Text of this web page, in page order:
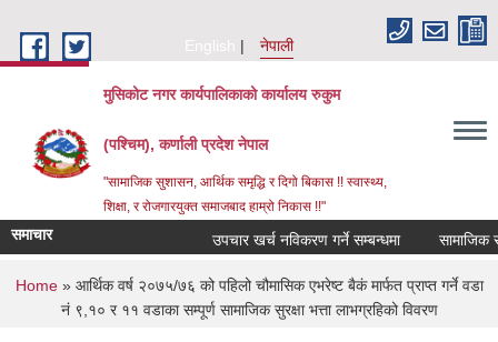
English
नेपाली
मुसिकोट नगर कार्यपालिकाको कार्यालय रुकुम
(पश्चिम), कर्णाली प्रदेश नेपाल
"सामाजिक सुशासन, आर्थिक समृद्धि र दिगो बिकास !! स्वास्थ्य,
शिक्षा, र रोजगारयुक्त समाजबाद हाम्रो निकास !!"
समाचार उपचार खर्च नविकरण गर्ने सम्बन्धमा
You are here
Home» आर्थिक वर्ष २०७५/७६ को पहिलो चौमासिक एभरेष्ट बैकं मार्फत प्राप्त गर्ने वडा
नं ९,१० र ११ वडाका सम्पूर्ण सामाजिक सुरक्षा भत्ता लाभग्रहिको विवरण